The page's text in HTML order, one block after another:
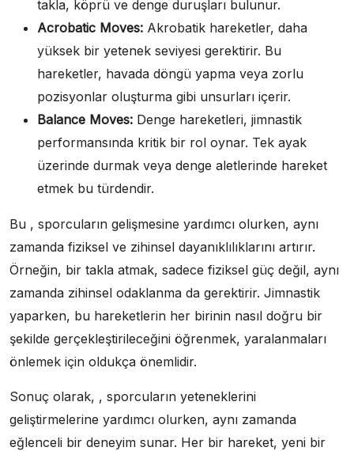
takla, köprü ve denge duruşları bulunur.
Acrobatic Moves: Akrobatik hareketler, daha
yüksek bir yetenek seviyesi gerektirir. Bu
hareketler, havada döngü yapma veya zorlu
pozisyonlar oluşturma gibi unsurları içerir.
Balance Moves: Denge hareketleri, jimnastik
performansında kritik bir rol oynar. Tek ayak
üzerinde durmak veya denge aletlerinde hareket
etmek bu türdendir.
Bu , sporcuların gelişmesine yardımcı olurken, aynı
zamanda fiziksel ve zihinsel dayanıklılıklarını artırır.
Örneğin, bir takla atmak, sadece fiziksel güç değil, aynı
zamanda zihinsel odaklanma da gerektirir. Jimnastik
yaparken, bu hareketlerin her birinin nasıl doğru bir
şekilde gerçekleştirileceğini öğrenmek, yaralanmaları
önlemek için oldukça önemlidir.
Sonuç olarak, , sporcuların yeteneklerini
geliştirmelerine yardımcı olurken, aynı zamanda
eğlenceli bir deneyim sunar. Her bir hareket, yeni bir